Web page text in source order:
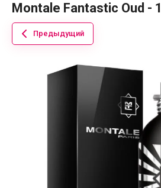
Montale Fantastic Oud -
Предыдущий